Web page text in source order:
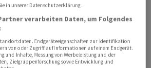
Deutschlands grösste
angekündigt, die Flugverbindung
und Frankfurt zum 1. Juli
Entscheidung sei Teil einer Anpassung
an «Nachfrage, Wirtschaftlichkeit
in unserer Datenschutzerklärung.
verarbeiten Daten, um Folgendes
Endgeräteeigenschaften zur Identifikation
von oder Zugriff auf Informationen auf einem Endgerät.
und Inhalte, Messung von Werbeleistung und der
Zielgruppenforschung sowie Entwicklung und